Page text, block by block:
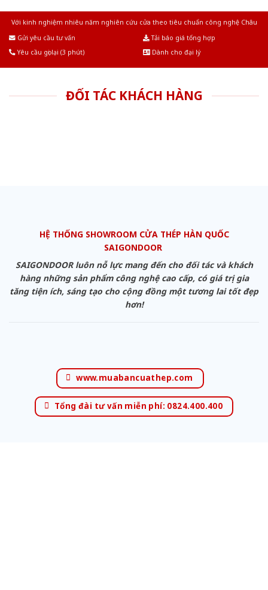
Với kinh nghiệm nhiêu năm nghiên cứu cửa theo tiêu chuẩn công nghệ Châu
Gửi yêu cầu tư vấn
Tải báo giá tổng hợp
Yêu cầu gọi lại (3 phút)
Dành cho đại lý
ĐỐI TÁC KHÁCH HÀNG
HỆ THỐNG SHOWROOM CỬA THÉP HÀN QUỐC
SAIGONDOOR
SAIGONDOOR luôn nỗ lực mang đến cho đối tác và khách
hàng những sản phẩm công nghệ cao cấp, có giá trị gia
tăng tiện ích, sáng tạo cho cộng đồng một tương lai tốt đẹp
hơn!
www.muabancuathep.com
Tổng đài tư vấn miễn phí: 0824.400.400